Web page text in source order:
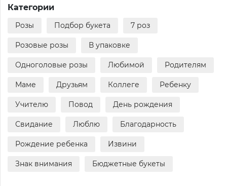
Категории
Розы Подбор букета 7 роз
Розовые розы В упаковке
Одноголовые розы Любимой Родителям
Маме Друзьям Коллеге Ребенку
Учителю Повод День рождения
Свидание Люблю Благодарность
Рождение ребенка Извини
Знак внимания Бюджетные букеты